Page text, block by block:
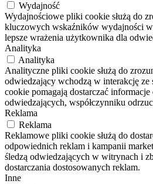
Wydajność
Wydajnościowe pliki cookie służą do
kluczowych wskaźników wydajności
lepsze wrażenia użytkownika dla
Analityka
Analityka
Analityczne pliki cookie służą do
odwiedzający wchodzą w interakcję
cookie pomagają dostarczać
odwiedzających, współczynniku
Reklama
Reklama
Reklamowe pliki cookie służą do
odpowiednich reklam i kampanii
śledzą odwiedzających w witrynach i
dostarczania dostosowanych reklam.
Inne